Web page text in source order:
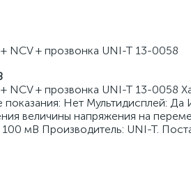
NCV + прозвонка UNI-T 13-0058
NCV + прозвонка UNI-T 13-0058
показания: Нет Мультидисплей:
величины напряжения на
мВ Производитель: UNI-T.